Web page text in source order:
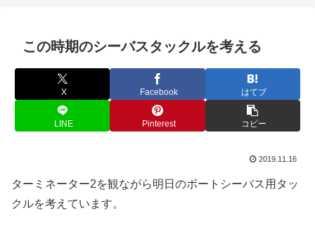
この時期のシーバスタックルを考える
X Facebook はてブ
LINE Pinterest コピー
2019.11.16
ターミネーター2を観ながら明日のボートシーバス用タッ
クルを考えています。